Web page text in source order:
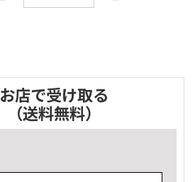
お店で受け取る
（送料無料）